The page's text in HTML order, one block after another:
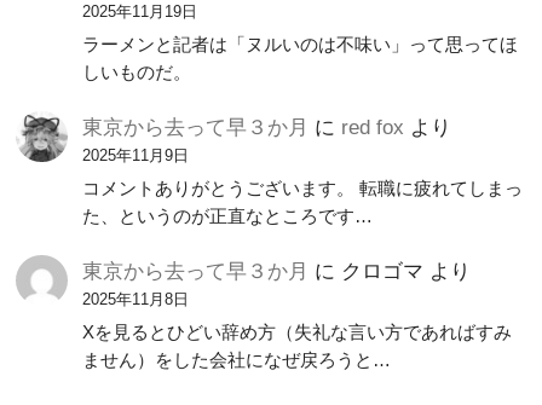
2025年11月19日
ラーメンと記者は「ヌルいのは不味い」って思ってほ
しいものだ。
東京から去って早３か月 に red fox より
2025年11月9日
コメントありがとうございます。 転職に疲れてしまっ
た、というのが正直なところです…
東京から去って早３か月 に クロゴマ より
2025年11月8日
Xを見るとひどい辞め方（失礼な言い方であればすみ
ません）をした会社になぜ戻ろうと…